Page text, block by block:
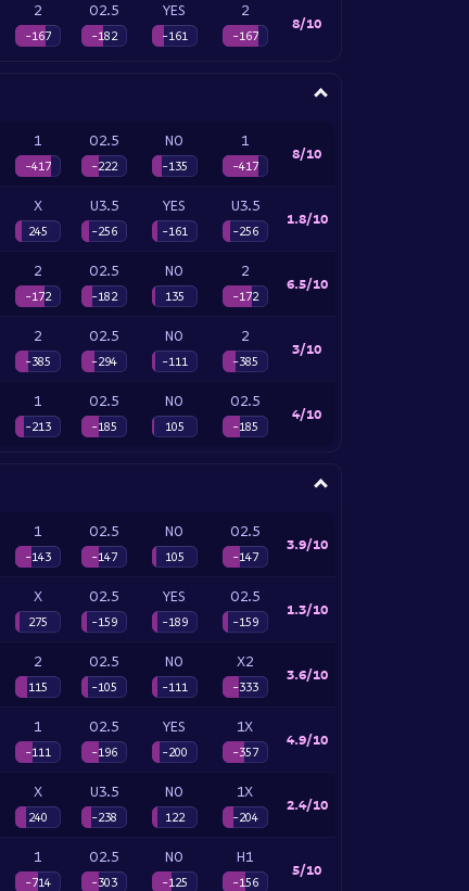
2
-167
O2.5
-182
YES
-161
2
-167
8/10
1
-417
O2.5
-222
NO
-135
1
-417
8/10
X
245
U3.5
-256
YES
-161
U3.5
-256
1.8/10
2
-172
O2.5
-182
NO
135
2
-172
6.5/10
2
-385
O2.5
-294
NO
-111
2
-385
3/10
1
-213
O2.5
-185
NO
105
O2.5
-185
4/10
1
-143
O2.5
-147
NO
105
O2.5
-147
3.9/10
X
275
O2.5
-159
YES
-189
O2.5
-159
1.3/10
2
115
O2.5
-105
NO
-111
X2
-333
3.6/10
1
-111
O2.5
-196
YES
-200
1X
-357
4.9/10
X
240
U3.5
-238
NO
122
1X
-204
2.4/10
1
-714
O2.5
-303
NO
-125
H1
-156
5/10